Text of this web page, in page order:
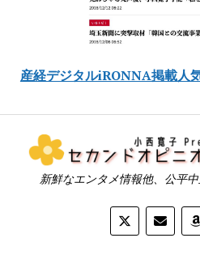
産経デジタルiRONNA掲載人
新鮮なエンタメ情報他、公平